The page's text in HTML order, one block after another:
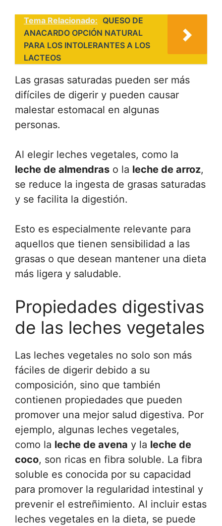
Tema Relacionado: QUESO DE
ANACARDO OPCIÓN NATURAL
PARA LOS INTOLERANTES A LOS
LACTEOS
Las grasas saturadas pueden ser más
difíciles de digerir y pueden causar
malestar estomacal en algunas
personas.
Al elegir leches vegetales, como la
leche de almendras o la leche de arroz,
se reduce la ingesta de grasas saturadas
y se facilita la digestión.
Esto es especialmente relevante para
aquellos que tienen sensibilidad a las
grasas o que desean mantener una dieta
más ligera y saludable.
Propiedades digestivas
de las leches vegetales
Las leches vegetales no solo son más
fáciles de digerir debido a su
composición, sino que también
contienen propiedades que pueden
promover una mejor salud digestiva. Por
ejemplo, algunas leches vegetales,
como la leche de avena y la leche de
coco, son ricas en fibra soluble. La fibra
soluble es conocida por su capacidad
para promover la regularidad intestinal y
prevenir el estreñimiento. Al incluir estas
leches vegetales en la dieta, se puede